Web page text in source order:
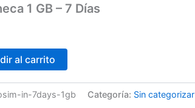
1 GB – 7 Días
al carrito
in-7days-1gb Categoría: Sin categorizar